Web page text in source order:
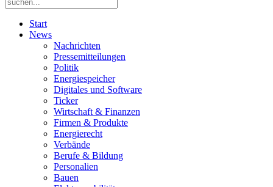
Start
News
Nachrichten
Pressemitteilungen
Politik
Energiespeicher
Digitales und Software
Ticker
Wirtschaft & Finanzen
Firmen & Produkte
Energierecht
Verbände
Berufe & Bildung
Personalien
Bauen